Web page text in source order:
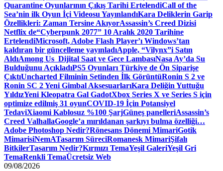
Quarantine Oyunlarının Çıkış Tarihi ErtelendiCall of the
Sea’nin ilk Oyun İçi Videosu YayınlandıKara Deliklerin Garip
Özellikleri: Zaman Tersine AkıyorAssassin’s Creed Dizisi
Netflix de“Cyberpunk 2077” 10 Aralık 2020 Tarihine
ErtelendiMicrosoft, Adobe Flash Player’ı Windows’tan
kaldıran bir güncelleme yayınladıApple, “Vilynx”i Satın
AldıAmong Us Dijital Saat ve Gece LambasıNasa Ay’da Su
Bulduğunu AçıkladıPS5 Oyunları Türkiye de Ön Siparişe
ÇıktıUncharted Filminin Setinden İlk GörüntüRonin S 2 ve
Ronin SC 2 Yeni Gimbal AksesuarlarıKara Deliğin Yuttuğu
YıldızYeni Kleopatra Gal GadotXbox Series X ve Series S için
optimize edilmiş 31 oyunCOVID-19 İçin Potansiyel
TedaviXiaomi Kablosuz %100 ŞarjGüneş panelleriAssassin’s
Creed ValhallaGoogle’a mırıldanan şarkıyı bulma özelliği…
Adobe Photoshop Nedir?Rönesans Dönemi MimariGotik
MimarisiNemATasarım SüreciRomanesk MimariŞifalı
BitkilerTasarım Nedir?Kırmızı TemaYeşil GaleriYeşil Gri
TemaRenkli TemaÜcretsiz Web
09/08/2026